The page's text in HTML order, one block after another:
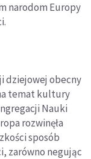
narodom Europy
dziejowej obecny
temat kultury
Nauki
rozwinęła
sposób
zarówno negując